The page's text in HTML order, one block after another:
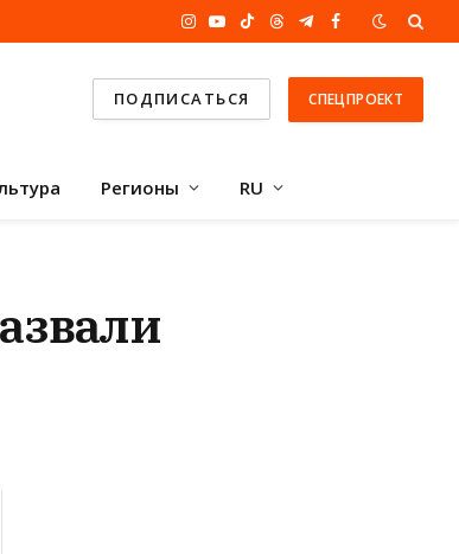
Instagram
YouTube
TikTokThreadsTelegram
Facebook
ПОДПИСАТЬСЯ СПЕЦПРОЕКТ
Регионы RU